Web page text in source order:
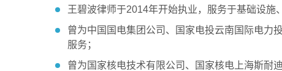
王碧波律师于2014年开始执业，服务于基础设施
曾为中国国电集团公司、国家电投云南国际电力
服务；
曾为国家核电技术有限公司、国家核电上海斯耐